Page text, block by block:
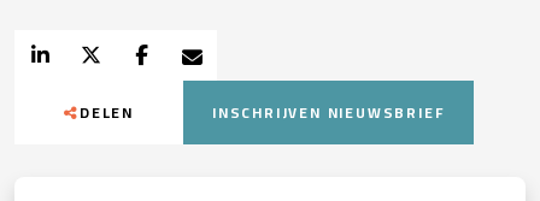
DELEN INSCHRIJVEN NIEUWSBRIEF